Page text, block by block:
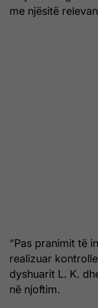
me njësitë
“Pas pranimit të
realizuar
dyshuarit L. K.
në njoftim.